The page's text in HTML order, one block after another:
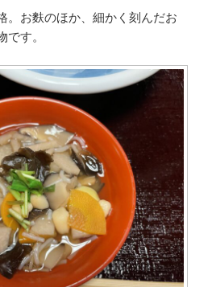
。お麩のほか、細かく刻んだお
です。